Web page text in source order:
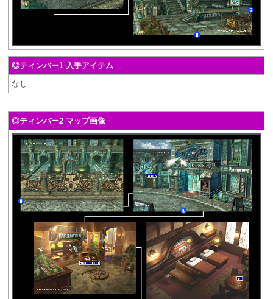
◎ティンバー1 入手アイテム
なし
◎ティンバー2 マップ画像